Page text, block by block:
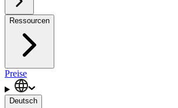
Ressourcen
Preise
Deutsch